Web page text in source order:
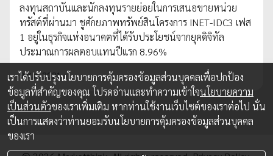
ลงทุนสถาบันและนักลงทุนรายย่อยในการเสนอขายหน่วย
ทรัสต์ที่ผ่านมา ชูศักยภาพทรัพย์สินโครงการ INET-IDC3 เฟส
1 อยู่ในธุรกิจแห่งอนาคตที่ได้รับประโยชน์จากยุคดิจิทัล
ประมาณการผลตอบแทนปีแรก 8.96%
9 ส.ค. 2021
เราได้ปรับปรุงนโยบายการคุ้มครองข้อมูลส่วนบุคคลเพื่อปกป้อง
ข้อมูลที่สำคัญของคุณ โปรดอ่านและทำความเข้าใจนโยบายความ
เป็นส่วนตัวของเราเพิ่มเติม หากท่านใช้งานเว็บไซต์ของเราต่อไป นั่น
เป็นการแสดงว่าท่านยอมรับนโยบายการคุ้มครองข้อมูลส่วนบุคคล
ของเรา